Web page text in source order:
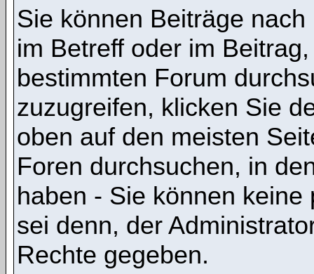
Sie können Beiträge
im Betreff oder im
bestimmten Forum
zuzugreifen, klicken Sie
oben auf den meisten
Foren durchsuchen, in
haben - Sie können
sei denn, der
Rechte gegeben.